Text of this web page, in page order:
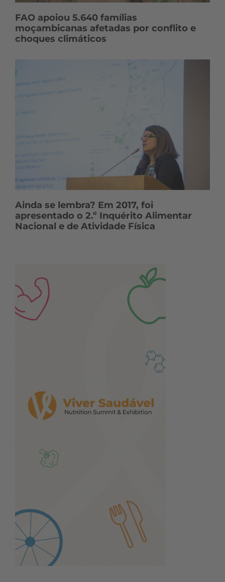
FAO apoiou 5.640 famílias
moçambicanas afetadas por conflito e
choques climáticos
Ainda se lembra? Em 2017, foi
apresentado o 2.º Inquérito Alimentar
Nacional e de Atividade Física